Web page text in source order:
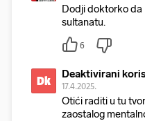
Dodji doktorko da
sultanatu.
6
Dk Deaktivirani
17.4.2025.
Otići raditi u tu
zaostalog